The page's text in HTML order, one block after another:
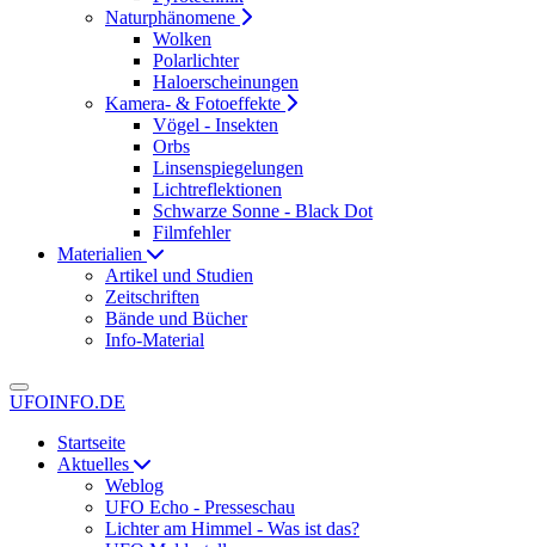
Naturphänomene
Wolken
Polarlichter
Haloerscheinungen
Kamera- & Fotoeffekte
Vögel - Insekten
Orbs
Linsenspiegelungen
Lichtreflektionen
Schwarze Sonne - Black Dot
Filmfehler
Materialien
Artikel und Studien
Zeitschriften
Bände und Bücher
Info-Material
UFOINFO.DE
Startseite
Aktuelles
Weblog
UFO Echo - Presseschau
Lichter am Himmel - Was ist das?